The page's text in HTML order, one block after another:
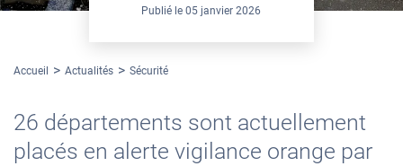
Publié le05 janvier 2026
Accueil Actualités Sécurité
26 départements sont actuellement
placés en alerte vigilance orange par